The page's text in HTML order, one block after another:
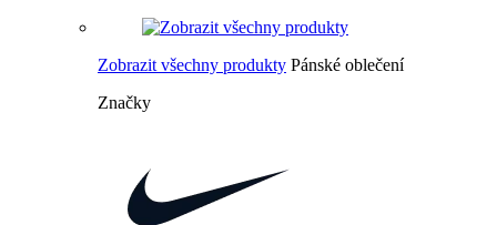
Zobrazit všechny produkty Pánské oblečení
Značky